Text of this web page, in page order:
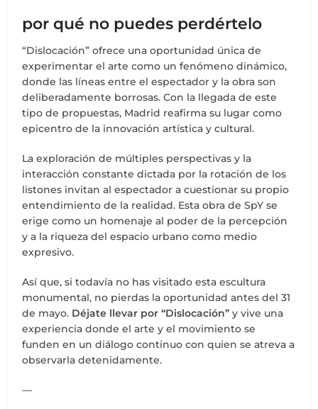
por qué no puedes perdértelo
“Dislocación” ofrece una oportunidad única de
experimentar el arte como un fenómeno dinámico,
donde las líneas entre el espectador y la obra son
deliberadamente borrosas. Con la llegada de este
tipo de propuestas, Madrid reafirma su lugar como
epicentro de la innovación artística y cultural.
La exploración de múltiples perspectivas y la
interacción constante dictada por la rotación de los
listones invitan al espectador a cuestionar su propio
entendimiento de la realidad. Esta obra de SpY se
erige como un homenaje al poder de la percepción
y a la riqueza del espacio urbano como medio
expresivo.
Así que, si todavía no has visitado esta escultura
monumental, no pierdas la oportunidad antes del 31
de mayo. Déjate llevar por “Dislocación” y vive una
experiencia donde el arte y el movimiento se
funden en un diálogo continuo con quien se atreva a
observarla detenidamente.
—